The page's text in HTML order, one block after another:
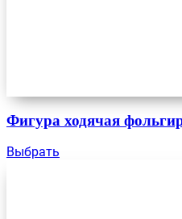
Фигура ходячая
Выбрать